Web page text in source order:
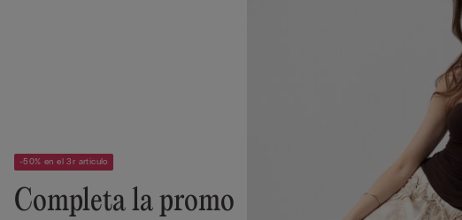
-50% en el 3r artículo
Completa la promo